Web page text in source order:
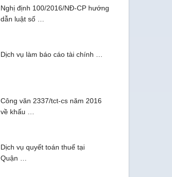
Nghị định 100/2016/NĐ-CP hướng
dẫn luật số …
Dịch vụ làm báo cáo tài chính …
Công văn 2337/tct-cs năm 2016
về khấu …
Dịch vụ quyết toán thuế tại
Quận …